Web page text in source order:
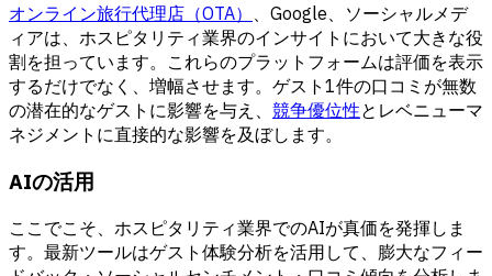
オンライン旅行代理店（OTA）
、Google、ソーシャルメデ
ィアは、ホスピタリティ業界のインサイトにおいて大きな役
割を担っています。これらのプラットフォームは評価を表示
するだけでなく、増幅させます。ゲスト1件の口コミが無数
の潜在的なゲストに影響を与え、 競争優位性とレベニューマ
ネジメントに直接的な影響を及ぼします。
AIの活用
ここでこそ、ホスピタリティ業界でのAIが真価を発揮しま
す。最新ツールはゲスト体験分析を活用して、膨大なフィー